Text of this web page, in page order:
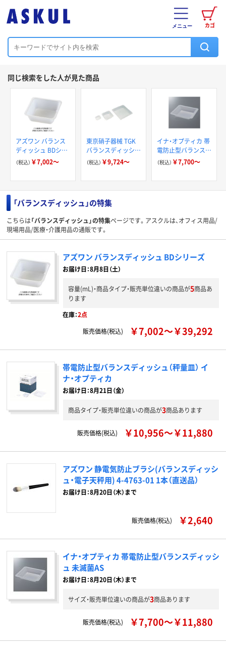
カゴ
メニュー
同じ検索をした人が見た商品
アズワン バランス
ディッシュ BDシリ
ーズ
（税込） ￥7,002～
東京硝子器械 TGK
バランスディッシュ
正方 非帯電 411-
（税込） ￥9,724～
イナ・オプティカ 帯
電防止型バランスデ
ィッシュ 未滅菌AS
（税込） ￥7,700～
「バランスディッシュ」の特集
こちらは「バランスディッシュ」の特集ページです。アスクルは、オフィス用品/
現場用品/医療・介護用品の通販です。
アズワン バランスディッシュ BDシリーズ
お届け日：8月8日（土）
容量(mL)・商品タイプ・販売単位違いの商品が5商品あ
ります
在庫：2点
販売価格(税込)
￥7,002～￥39,292
帯電防止型バランスディッシュ（秤量皿） イ
ナ・オプティカ
お届け日：8月21日（金）
商品タイプ・販売単位違いの商品が3商品あります
販売価格(税込) ￥10,956～￥11,880
アズワン 静電気防止ブラシ(バランスディッシ
ュ・電子天秤用) 4-4763-01 1本（直送品）
お届け日：8月20日（木）まで
販売価格(税込) ￥2,640
イナ・オプティカ 帯電防止型バランスディッシ
ュ 未滅菌AS
お届け日：8月20日（木）まで
サイズ・販売単位違いの商品が3商品あります
販売価格(税込) ￥7,700～￥11,880